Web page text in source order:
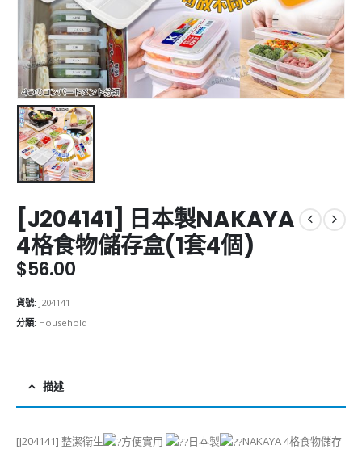
[J204141] 日本製NAKAYA
4格食物儲存盒(1套4個)
$56.00
貨號: J204141
分類: Household
描述
[J204141] 整潔衛生 方便實用 日本製
NAKAYA 4格食物儲存